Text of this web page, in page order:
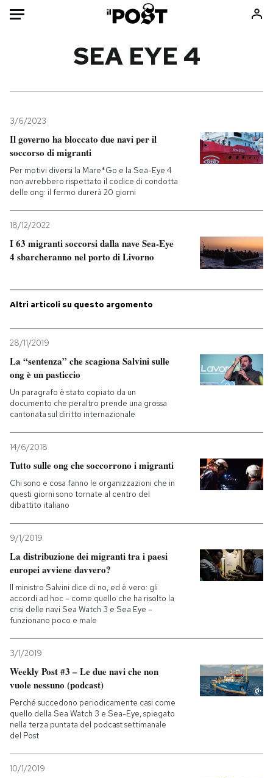
Mondo
Politica
Tecnologia
Internet
Scienza
Economia
Sport
Consumismi
Ok Boomer!
Mondiali calcio 2026
NEWSLETTER
I MIEI PREFERITI
SHOP
AREA PERSONALE
Entra
SEA EYE 4
3/6/2023
Il governo ha bloccato due navi per il
soccorso di migranti
Per motivi diversi la Mare*Go e la Sea-Eye 4
non avrebbero rispettato il codice di condotta
delle ong: il fermo durerà 20 giorni
18/12/2022
I 63 migranti soccorsi dalla nave Sea-Eye
4 sbarcheranno nel porto di Livorno
Altri articoli su questo argomento
28/11/2019
La “sentenza” che scagiona Salvini sulle
ong è un pasticcio
Un paragrafo è stato copiato da un
documento che peraltro prende una grossa
cantonata sul diritto internazionale
14/6/2018
Tutto sulle ong che soccorrono i migranti
Chi sono e cosa fanno le organizzazioni che in
questi giorni sono tornate al centro del
dibattito italiano
9/1/2019
La distribuzione dei migranti tra i paesi
europei avviene davvero?
Il ministro Salvini dice di no, ed è vero: gli
accordi ad hoc – come quello che ha risolto la
crisi delle navi Sea Watch 3 e Sea Eye –
funzionano poco e male
3/1/2019
Weekly Post #3 – Le due navi che non
vuole nessuno (podcast)
Perché succedono periodicamente casi come
quello della Sea Watch 3 e Sea-Eye, spiegato
nella terza puntata del podcast settimanale
del Post
10/1/2019